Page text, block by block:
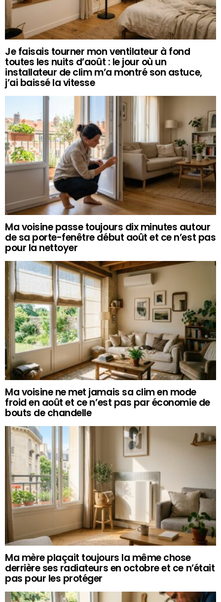
Je faisais tourner mon ventilateur à fond
toutes les nuits d’août : le jour où un
installateur de clim m’a montré son astuce,
j’ai baissé la vitesse
Ma voisine passe toujours dix minutes autour
de sa porte-fenêtre début août et ce n’est pas
pour la nettoyer
Ma voisine ne met jamais sa clim en mode
froid en août et ce n’est pas par économie de
bouts de chandelle
Ma mère plaçait toujours la même chose
derrière ses radiateurs en octobre et ce n’était
pas pour les protéger